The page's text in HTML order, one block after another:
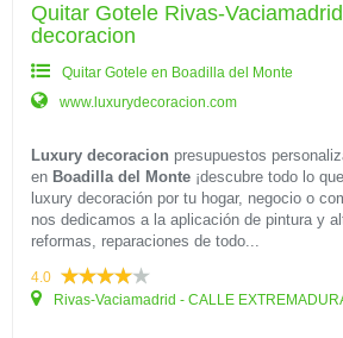
Quitar Gotele Rivas-
decoracion
Quitar Gotele en Boadilla del Monte
www.luxurydecoracion.com
Luxury decoracion presupuestos
en Boadilla del Monte ¡descubre todo lo
luxury decoración por tu hogar, negocio o
nos dedicamos a la aplicación de pintura y
reformas, reparaciones de todo...
4.0
Rivas-Vaciamadrid - CALLE